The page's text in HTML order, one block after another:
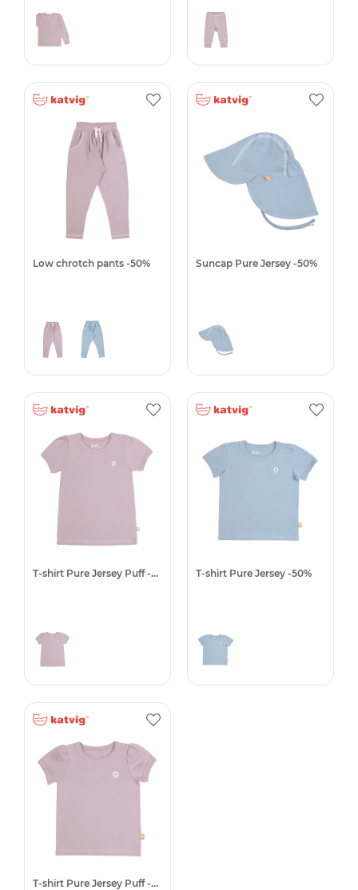
Low chrotch pants -50% Suncap Pure Jersey -50%
T-shirt Pure Jersey Puff -50% T-shirt Pure Jersey -50%
T-shirt Pure Jersey Puff -50%